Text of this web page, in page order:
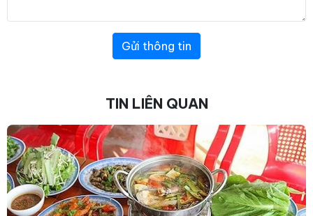
Gửi thông tin
TIN LIÊN QUAN